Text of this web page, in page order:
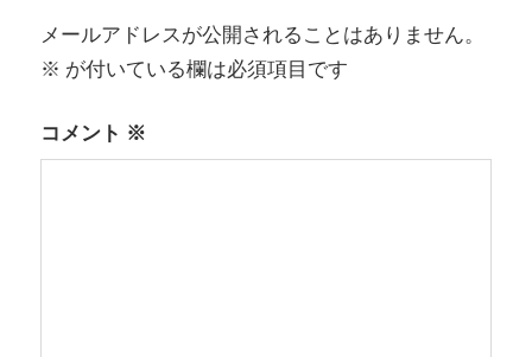
シ
ン
メールアドレスが公開されることはありません。
※ が付いている欄は必須項目です
コメント ※